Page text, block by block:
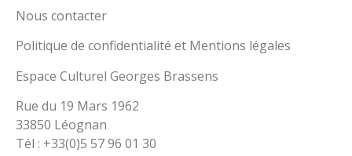
Nous contacter
Politique de confidentialité et Mentions légales
Espace Culturel Georges Brassens
Rue du 19 Mars 1962
33850 Léognan
Tél : +33(0)5 57 96 01 30